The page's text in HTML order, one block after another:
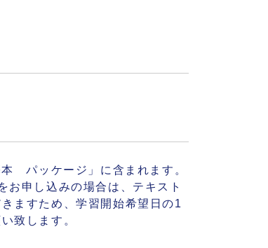
パッケージ」に含まれます。
お申し込みの場合は、テキスト
ますため、学習開始希望日の1
致します。